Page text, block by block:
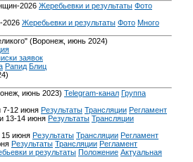
2026 Жеребьевки и результаты Фото
2026 Жеребьевки и результаты Фото Много
(Воронеж, июнь 2024)
заявок
Рапид Блиц
июнь 2023) Telegram-канал Группа
7-12 июня Результаты Трансляции Регламент
13-14 июня Результаты Трансляции
15 июня Результаты Трансляции Регламент
Результаты Трансляции Регламент
и результаты Положение Актуальная